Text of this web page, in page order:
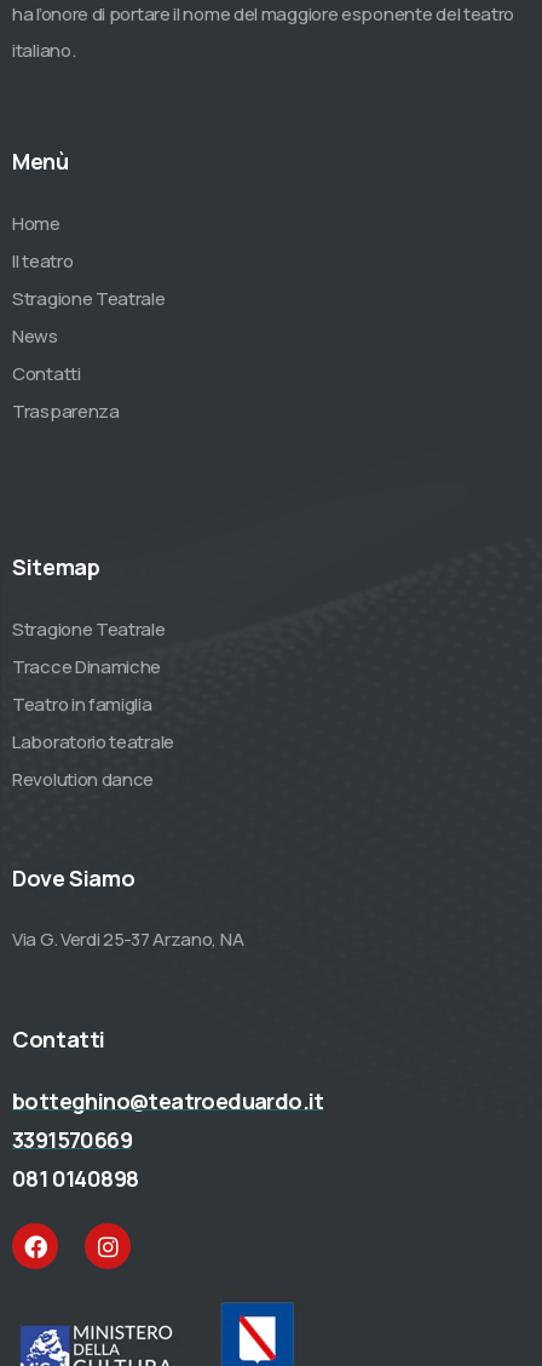
ha l’onore di portare il nome del maggiore esponente del teatro
italiano.
Menù
Home
Il teatro
Stragione Teatrale
News
Contatti
Trasparenza
Sitemap
Stragione Teatrale
Tracce Dinamiche
Teatro in famiglia
Laboratorio teatrale
Revolution dance
Dove Siamo
Via G. Verdi 25-37 Arzano, NA
Contatti
botteghino@teatroeduardo.it
3391570669
081 0140898